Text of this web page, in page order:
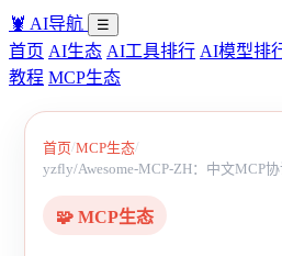
🦞 AI导航 ☰
首页 AI生态 AI工具排行 AI模型排
教程 MCP生态
首页/MCP生态/
yzfly/Awesome-MCP-ZH：中文MCP
🧩 MCP生态